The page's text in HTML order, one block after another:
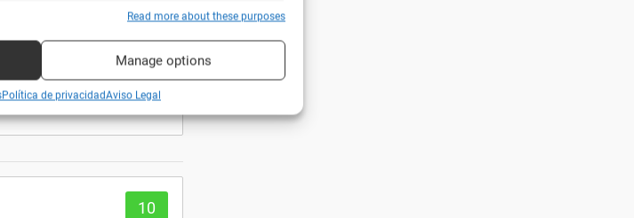
Vincular diferentes dispositivos, Recibir
precisa, Analizar activamente las
Read more about these purposes
Manage options
Política de privacidadAviso Legal
10
resultado de
parte del chico que nos
10